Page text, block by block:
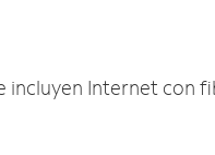
incluyen Internet con